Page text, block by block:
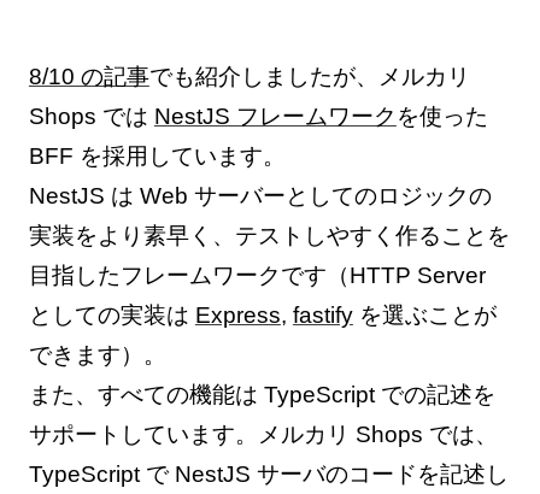
8/10 の記事でも紹介しましたが、メルカリ
Shops では NestJS フレームワーク を使った
BFF を採用しています。
NestJS は Web サーバーとしてのロジックの
実装をより素早く、テストしやすく作ることを
目指したフレームワークです（HTTP Server
としての実装は Express, fastifyを選ぶことが
できます）。
また、すべての機能は TypeScript での記述を
サポートしています。メルカリ Shops では、
TypeScript で NestJS サーバのコードを記述し